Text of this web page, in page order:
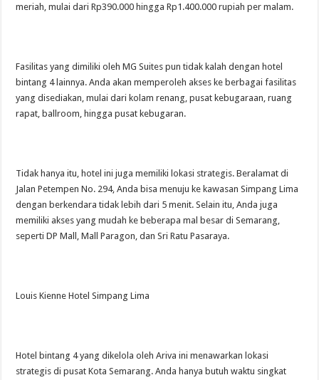
meriah, mulai dari Rp390.000 hingga Rp1.400.000 rupiah per malam.
Fasilitas yang dimiliki oleh MG Suites pun tidak kalah dengan hotel
bintang 4 lainnya. Anda akan memperoleh akses ke berbagai fasilitas
yang disediakan, mulai dari kolam renang, pusat kebugaraan, ruang
rapat, ballroom, hingga pusat kebugaran.
Tidak hanya itu, hotel ini juga memiliki lokasi strategis. Beralamat di
Jalan Petempen No. 294, Anda bisa menuju ke kawasan Simpang Lima
dengan berkendara tidak lebih dari 5 menit. Selain itu, Anda juga
memiliki akses yang mudah ke beberapa mal besar di Semarang,
seperti DP Mall, Mall Paragon, dan Sri Ratu Pasaraya.
Louis Kienne Hotel Simpang Lima
Hotel bintang 4 yang dikelola oleh Ariva ini menawarkan lokasi
strategis di pusat Kota Semarang. Anda hanya butuh waktu singkat